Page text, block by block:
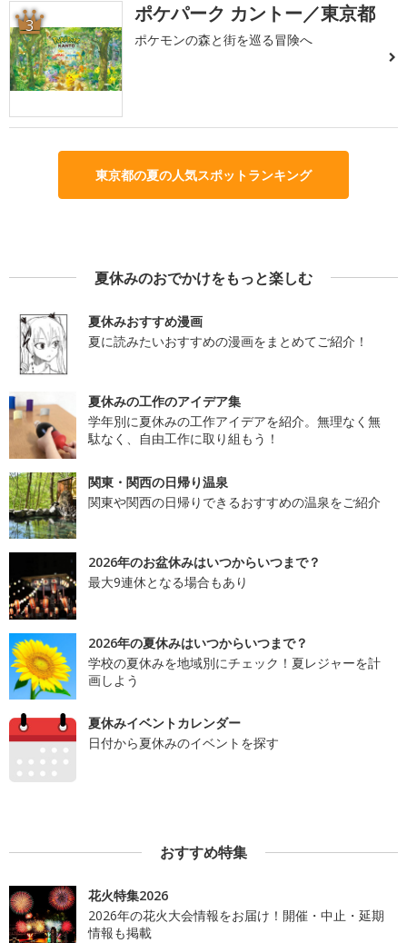
3 ポケパーク カントー／東京都
ポケモンの森と街を巡る冒険へ
東京都の夏の人気スポットランキング
夏休みのおでかけをもっと楽しむ
夏休みおすすめ漫画
夏に読みたいおすすめの漫画をまとめてご紹介！
夏休みの工作のアイデア集
学年別に夏休みの工作アイデアを紹介。無理なく無
駄なく、自由工作に取り組もう！
関東・関西の日帰り温泉
関東や関西の日帰りできるおすすめの温泉をご紹介
2026年のお盆休みはいつからいつまで？
最大9連休となる場合もあり
2026年の夏休みはいつからいつまで？
学校の夏休みを地域別にチェック！夏レジャーを計
画しよう
夏休みイベントカレンダー
日付から夏休みのイベントを探す
おすすめ特集
花火特集2026
2026年の花火大会情報をお届け！開催・中止・延期
情報も掲載